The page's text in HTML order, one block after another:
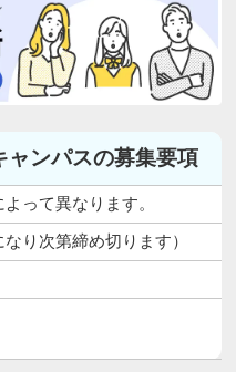
ンパスの募集要項
って異なります。
り次第締め切ります）